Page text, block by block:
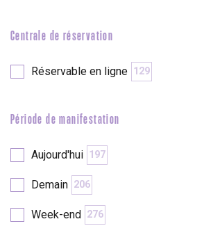
Duclair
Centrale de réservation
Réservable en ligne 129
Période de manifestation
Aujourd'hui 197
Demain 206
Week-end 276